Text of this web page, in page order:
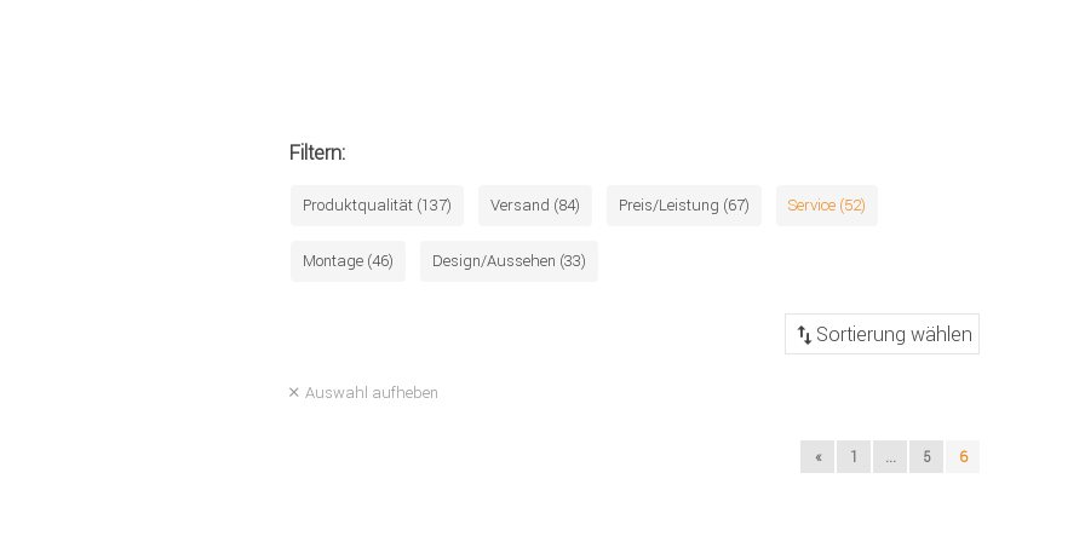
Filtern:
Produktqualität (137) Versand (84) Preis/Leistung (67) Service (52)
Montage (46) Design/Aussehen (33)
Auswahl aufheben
« 1 ... 5 6